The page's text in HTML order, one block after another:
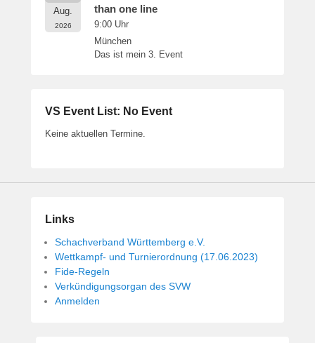
Aug.
2026
than one line
9:00 Uhr
München
Das ist mein 3. Event
VS Event List: No Event
Keine aktuellen Termine.
Links
Schachverband Württemberg e.V.
Wettkampf- und Turnierordnung (17.06.2023)
Fide-Regeln
Verkündigungsorgan des SVW
Anmelden